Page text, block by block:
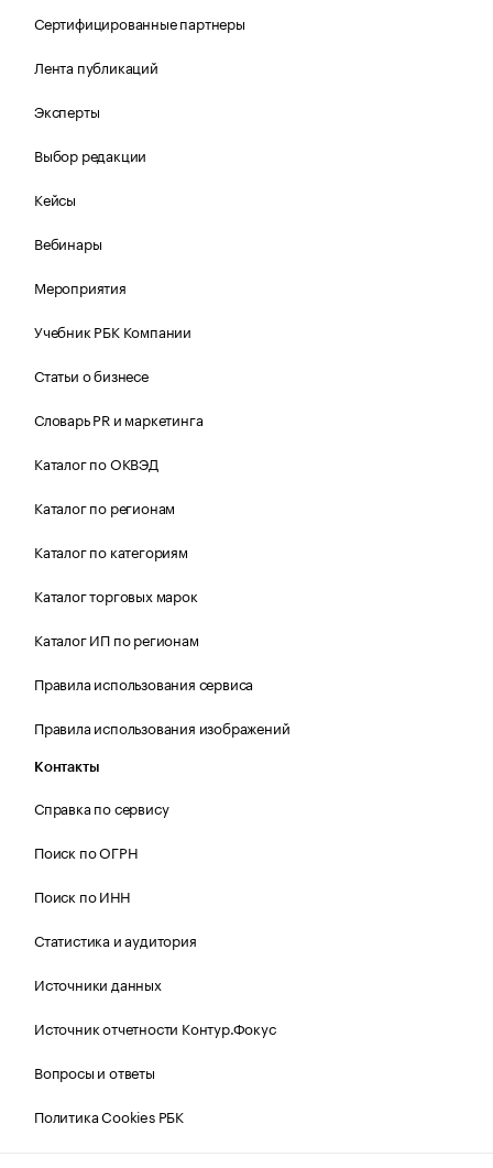
Сертифицированные партнеры
Лента публикаций
Эксперты
Выбор редакции
Кейсы
Вебинары
Мероприятия
Учебник РБК Компании
Статьи о бизнесе
Словарь PR и маркетинга
Каталог по ОКВЭД
Каталог по регионам
Каталог по категориям
Каталог торговых марок
Каталог ИП по регионам
Правила использования сервиса
Правила использования изображений
Контакты
Справка по сервису
Поиск по ОГРН
Поиск по ИНН
Статистика и аудитория
Источники данных
Источник отчетности Контур.Фокус
Вопросы и ответы
Политика Cookies РБК